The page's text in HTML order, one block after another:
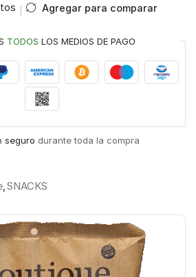
Agregar para comparar
TODOS LOS MEDIOS DE PAGO
seguro durante toda la compra
,SNACKS